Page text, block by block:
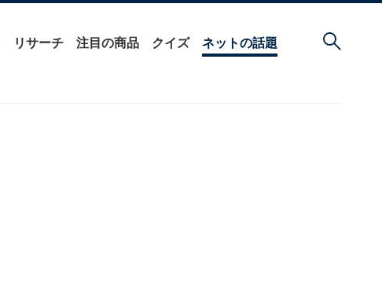
リサーチ 注目の商品 クイズ ネットの話題